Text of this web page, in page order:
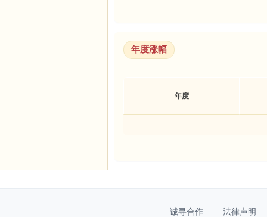
年度涨幅
年度
诚寻合作 法律声明